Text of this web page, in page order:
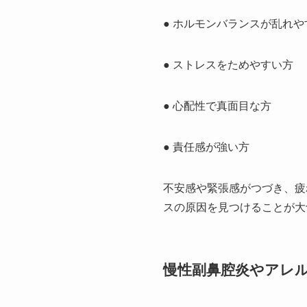
● ホルモンバランスが乱れ
● ストレスをためやすい方
● 心配性で真面目な方
● 責任感が強い方
不安感や緊張感がつづき、
スの原因を見つけることが
慢性副鼻腔炎やアレ